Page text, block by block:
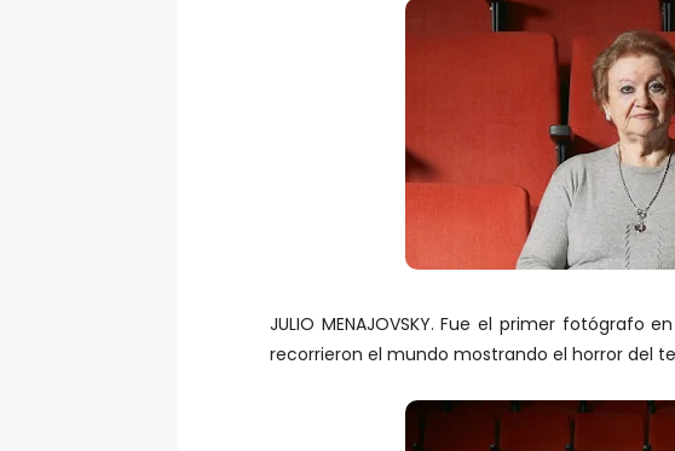
JULIO MENAJOVSKY. Fue el primer fotógrafo
recorrieron el mundo mostrando el horror del